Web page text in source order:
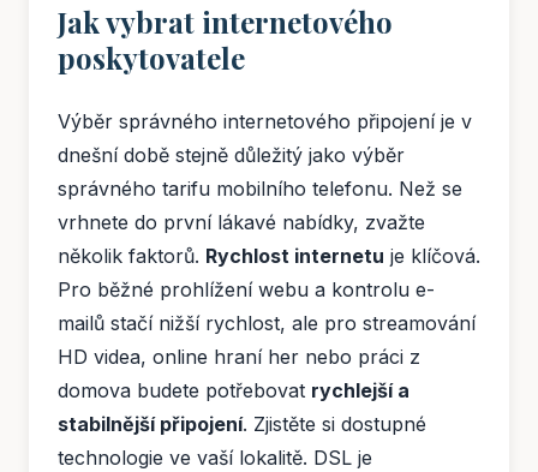
Jak vybrat internetového
poskytovatele
Výběr správného internetového připojení je v
dnešní době stejně důležitý jako výběr
správného tarifu mobilního telefonu. Než se
vrhnete do první lákavé nabídky, zvažte
několik faktorů. Rychlost internetu je klíčová.
Pro běžné prohlížení webu a kontrolu e-
mailů stačí nižší rychlost, ale pro streamování
HD videa, online hraní her nebo práci z
domova budete potřebovat rychlejší a
stabilnější připojení. Zjistěte si dostupné
technologie ve vaší lokalitě. DSL je